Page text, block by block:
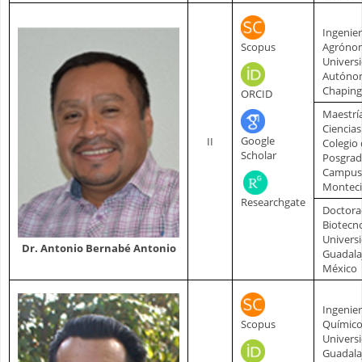
Dr. Antonio Bernabé Antonio
II
Scopus
ORCID
Google
Scholar
Researchgate
Ciencias
Colegio
Campus
México
Scopus
Químico